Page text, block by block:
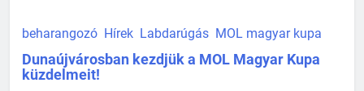
beharangozó Hírek Labdarúgás MOL magyar kupa
Dunaújvárosban kezdjük a MOL Magyar Kupa
küzdelmeit!